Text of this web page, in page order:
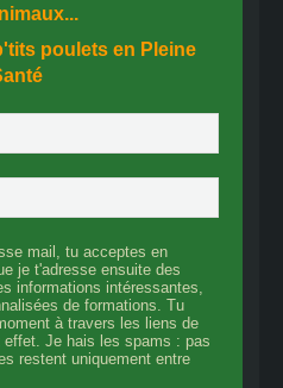
poulets en Pleine
mail, tu acceptes en
je t'adresse ensuite des
informations intéressantes,
de formations. Tu
à travers les liens de
Je hais les spams : pas
restent uniquement entre